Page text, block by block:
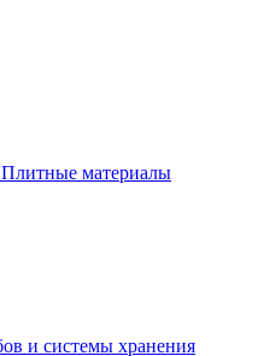
Плитные материалы